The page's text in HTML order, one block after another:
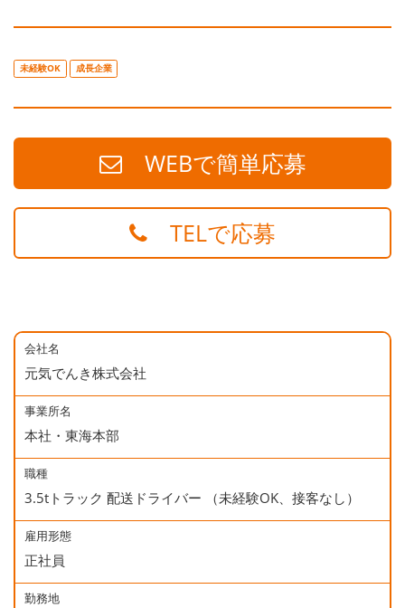
未経験OK 成長企業
WEBで簡単応募
TELで応募
会社名
元気でんき株式会社
事業所名
本社・東海本部
職種
3.5tトラック 配送ドライバー （未経験OK、接客なし）
雇用形態
正社員
勤務地